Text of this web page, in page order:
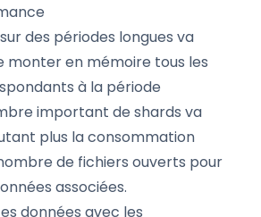
des périodes longues va
monter en mémoire tous les
à la période
important de shards va
plus la consommation
de fichiers ouverts pour
associées.
données avec les